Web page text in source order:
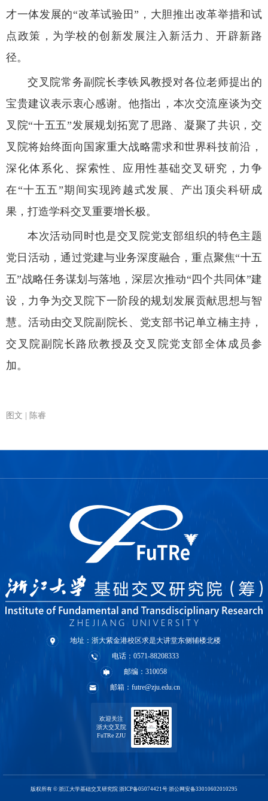
才一体发展的“改革试验田”，大胆推出改革举措和试
点政策，为学校的创新发展注入新活力、开辟新路
径。
交叉院常务副院长李铁风教授对各位老师提出的
宝贵建议表示衷心感谢。他指出，本次交流座谈为交
叉院“十五五”发展规划拓宽了思路、凝聚了共识，交
叉院将始终面向国家重大战略需求和世界科技前沿，
深化体系化、探索性、应用性基础交叉研究，力争
在“十五五”期间实现跨越式发展、产出顶尖科研成
果，打造学科交叉重要增长极。
本次活动同时也是交叉院党支部组织的特色主题
党日活动，通过党建与业务深度融合，重点聚焦“十五
五”战略任务谋划与落地，深层次推动“四个共同体”建
设，力争为交叉院下一阶段的规划发展贡献思想与智
慧。活动由交叉院副院长、党支部书记单立楠主持，
交叉院副院长路欣教授及交叉院党支部全体成员参
加。
图文 | 陈睿
地址：浙大紫金港校区求是大讲堂东侧辅楼北楼
电话：0571-88208333
邮编：310058
邮箱：futre@zju.edu.cn
欢迎关注
浙大交叉院
FuTRe ZJU
版权所有 © 浙江大学基础交叉研究院 浙ICP备05074421号 浙公网安备33010602010295